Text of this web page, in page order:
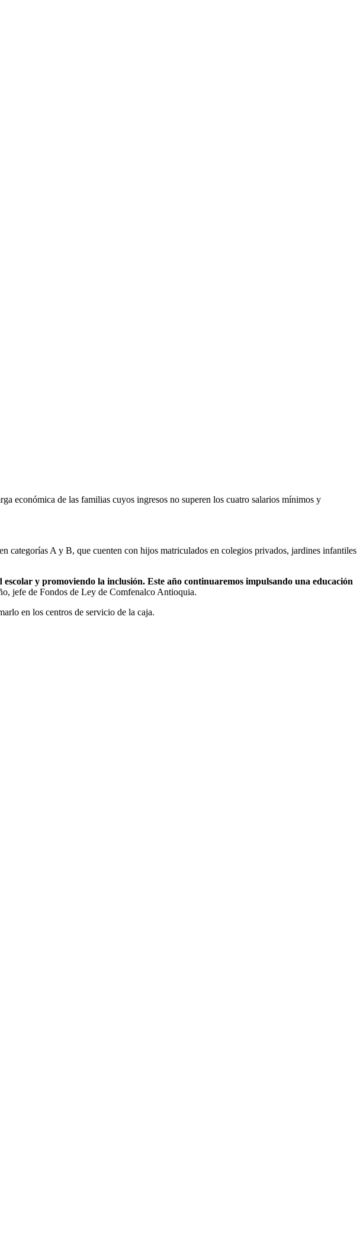
económica de las familias cuyos ingresos no superen los cuatro salarios mínimos y
categorías A y B, que cuenten con hijos matriculados en colegios privados, jardines infantiles
y promoviendo la inclusión. Este año continuaremos impulsando una educación
jefe de Fondos de Ley de Comfenalco Antioquia.
en los centros de servicio de la caja.